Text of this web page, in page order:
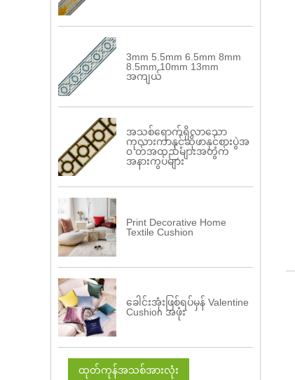
3mm 5.5mm 6.5mm 8mm
8.5mm 10mm 13mm
အကျယ်
အသစ်ရောက်ရှိလာသော
ကုလားကာနှင့်ဆိုဖာနှင့်စားပွဲအ
၀ တ်အထည်များအတွက်
အနားကွပ်များ
Print Decorative Home
Textile Cushion
ခေါင်းအုံးဖြစ်ရပ်မှန် Valentine
Cushion အဖုံး
ထုတ်ကုန်အသစ်အားလုံး